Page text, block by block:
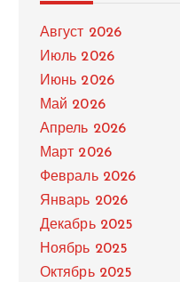
Август 2026
Июль 2026
Июнь 2026
Май 2026
Апрель 2026
Март 2026
Февраль 2026
Январь 2026
Декабрь 2025
Ноябрь 2025
Октябрь 2025